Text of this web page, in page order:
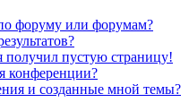
форуму или форумам?
получил пустую страницу!
конференции?
и созданные мной темы?